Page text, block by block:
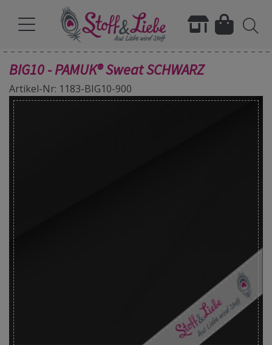
BIG10 - PAMUK® Sweat SCHWARZ
Artikel-Nr: 1183-BIG10-900